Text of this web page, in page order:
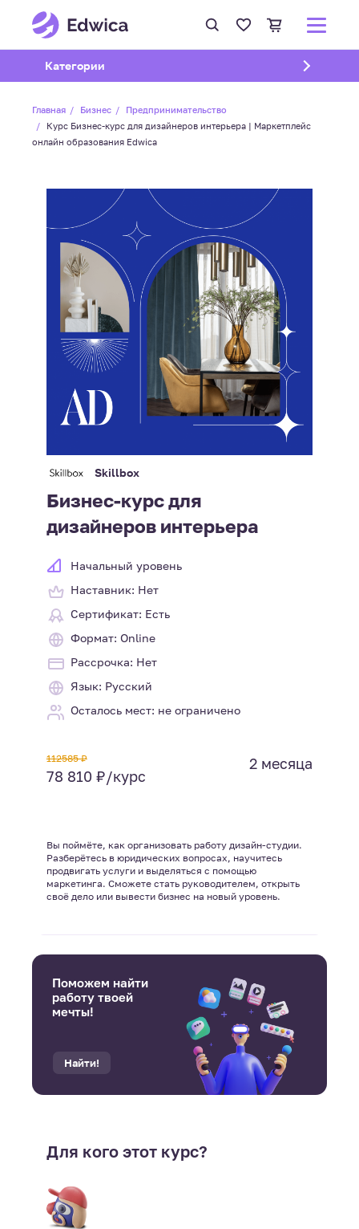
Открыть подменю
Категории
Главная Бизнес
Предпринимательство
Курс Бизнес-курс для дизайнеров интерьера | Маркетплейс
онлайн образования Edwica
Skillbox
Бизнес-курс для
дизайнеров интерьера
Начальный уровень
Наставник: Нет
Сертификат: Есть
Формат: Online
Рассрочка: Нет
Язык: Русский
Осталось мест: не ограничено
112585 ₽
78 810 ₽/курс
2 месяца
Вы поймёте, как организовать работу дизайн-студии.
Разберётесь в юридических вопросах, научитесь
продвигать услуги и выделяться с помощью
маркетинга. Сможете стать руководителем, открыть
своё дело или вывести бизнес на новый уровень.
Поможем найти
работу твоей
мечты!
Найти!
Для кого этот курс?